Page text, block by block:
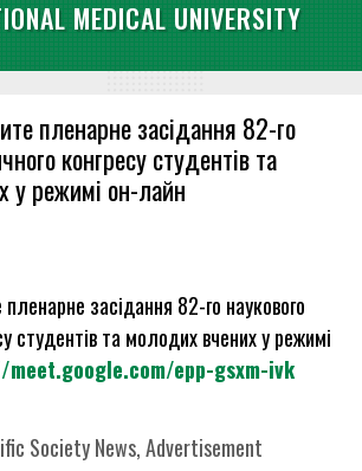
MEDICAL UNIVERSITY
пленарне засідання 82-го
конгресу студентів та
у режимі он-лайн
засідання 82-го наукового
студентів та молодих вчених у режимі
epp-gsxm-ivk
Society News,Advertisement